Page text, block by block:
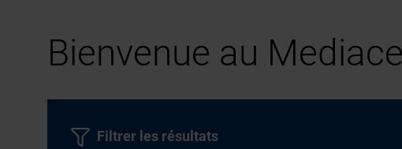
Bienvenue au
Filtrer les résultats